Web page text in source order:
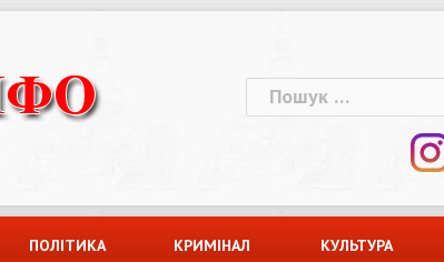
Пошук:
ПОЛІТИКА КРИМІНАЛ КУЛЬТУРА